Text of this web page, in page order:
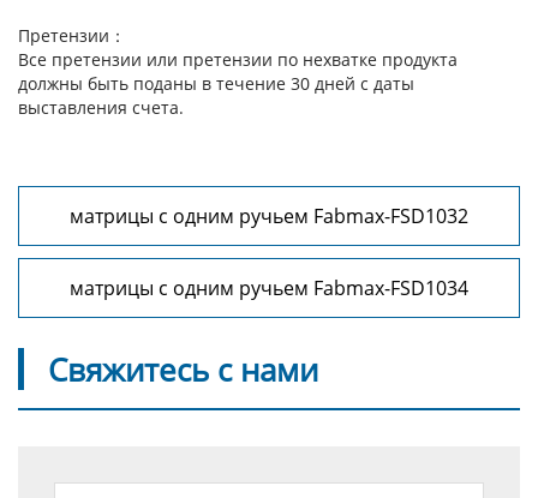
Претензии：
Все претензии или претензии по нехватке продукта
должны быть поданы в течение 30 дней с даты
выставления счета.
матрицы с одним ручьем Fabmax-FSD1032
матрицы с одним ручьем Fabmax-FSD1034
Свяжитесь с нами